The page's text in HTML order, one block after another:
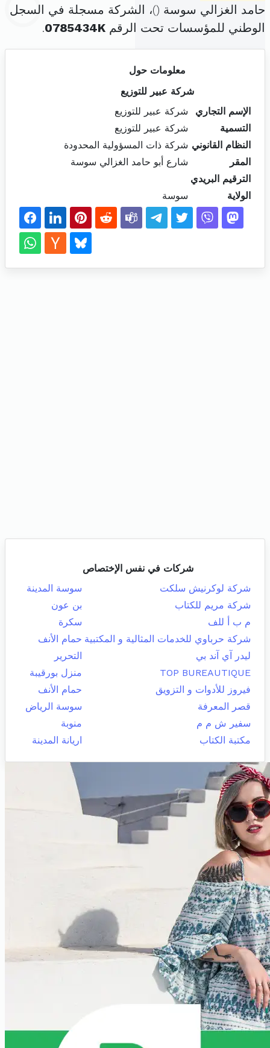
حامد الغزالي سوسة ()، الشركة مسجلة في السجل
الوطني للمؤسسات تحت الرقم 0785434K
.
معلومات حول
شركة عبير للتوزيع
الإسم التجاري
شركة عبير للتوزيع
التسمية
شركة عبير للتوزيع
النظام القانوني شركة ذات المسؤولية المحدودة
المقر
شارع أبو حامد الغزالي سوسة
الترقيم البريدي
الولاية
سوسة
شركات في نفس الإختصاص
شركة لوكرنيش سلكت
سوسة المدينة
شركة مريم للكتاب
بن عون
م ب أ للف
سكرة
شركة حرباوي للخدمات المثالية و المكتبية حمام الأنف
ليدر آي آند بي
التحرير
TOP BUREAUTIQUE
منزل بورقيبة
فيروز للأدوات و التزويق
حمام الأنف
قصر المعرفة
سوسة الرياض
سفير ش م م
منوبة
مكتبة الكتاب
اريانة المدينة